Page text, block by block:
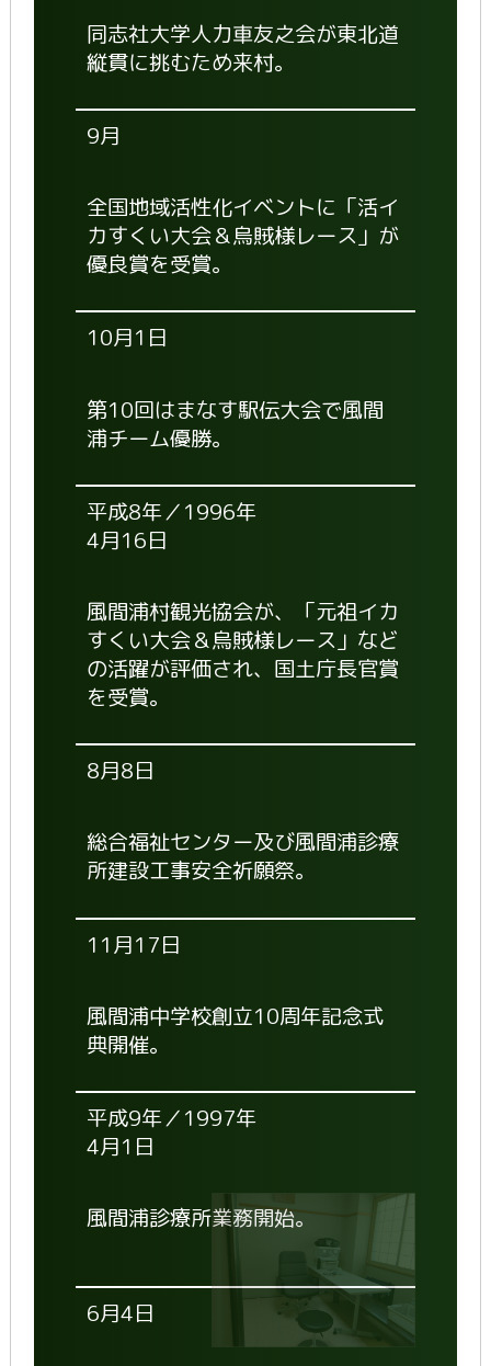
同志社大学人力車友之会が東北道
縦貫に挑むため来村。
9月
全国地域活性化イベントに「活イ
カすくい大会＆烏賊様レース」が
優良賞を受賞。
10月1日
第10回はまなす駅伝大会で風間
浦チーム優勝。
平成8年／1996年
4月16日
風間浦村観光協会が、「元祖イカ
すくい大会＆烏賊様レース」など
の活躍が評価され、国土庁長官賞
を受賞。
8月8日
総合福祉センター及び風間浦診療
所建設工事安全祈願祭。
11月17日
風間浦中学校創立10周年記念式
典開催。
平成9年／1997年
4月1日
風間浦診療所業務開始。
6月4日